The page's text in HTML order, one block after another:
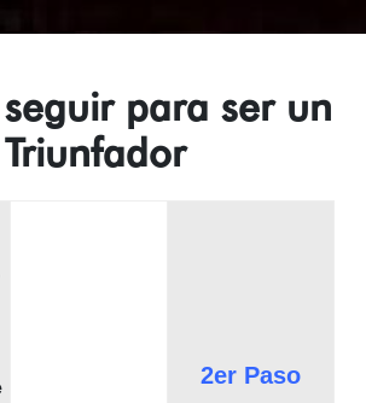
seguir para ser un
Triunfador
2er Paso